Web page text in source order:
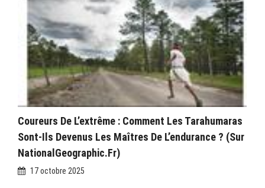
Coureurs De L’extrême : Comment Les Tarahumaras
Sont-Ils Devenus Les Maîtres De L’endurance ? (sur
NationalGeographic.fr)
17 octobre 2025